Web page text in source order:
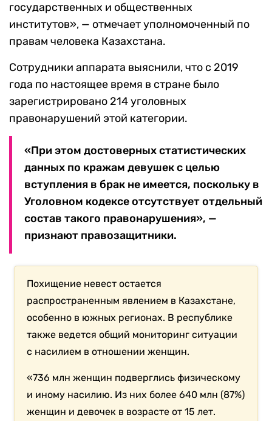
государственных и общественных
институтов», — отмечает уполномоченный по
правам человека Казахстана.
Сотрудники аппарата выяснили, что с 2019
года по настоящее время в стране было
зарегистрировано 214 уголовных
правонарушений этой категории.
«При этом достоверных статистических
данных по кражам девушек с целью
вступления в брак не имеется, поскольку в
Уголовном кодексе отсутствует отдельный
состав такого правонарушения», —
признают правозащитники.
Похищение невест остается
распространенным явлением в Казахстане,
особенно в южных регионах. В республике
также ведется общий мониторинг ситуации
с насилием в отношении женщин.
«736 млн женщин подверглись физическому
и иному насилию. Из них более 640 млн (87%)
женщин и девочек в возрасте от 15 лет.